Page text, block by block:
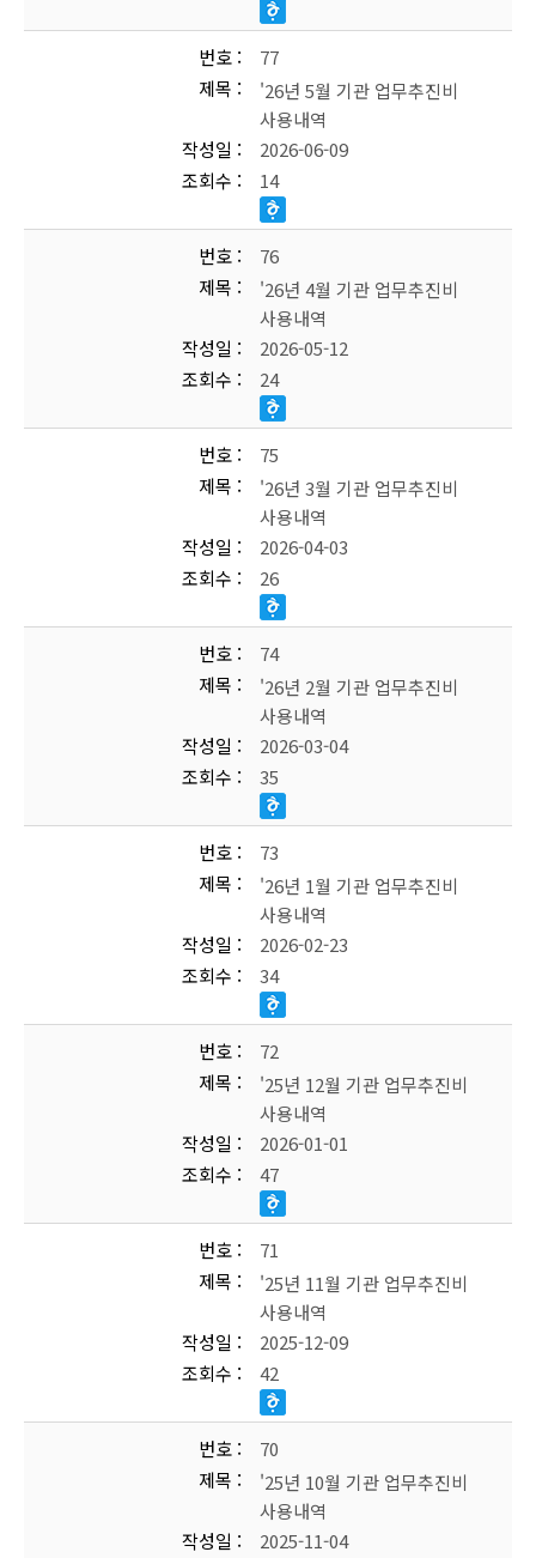
번호
77
제목
'26년 5월 기관 업무추진비
사용내역
작성일
2026-06-09
조회수
14
번호
76
제목
'26년 4월 기관 업무추진비
사용내역
작성일
2026-05-12
조회수
24
번호
75
제목
'26년 3월 기관 업무추진비
사용내역
작성일
2026-04-03
조회수
26
번호
74
제목
'26년 2월 기관 업무추진비
사용내역
작성일
2026-03-04
조회수
35
번호
73
제목
'26년 1월 기관 업무추진비
사용내역
작성일
2026-02-23
조회수
34
번호
72
제목
'25년 12월 기관 업무추진비
사용내역
작성일
2026-01-01
조회수
47
번호
71
제목
'25년 11월 기관 업무추진비
사용내역
작성일
2025-12-09
조회수
42
번호
70
제목
'25년 10월 기관 업무추진비
사용내역
작성일
2025-11-04